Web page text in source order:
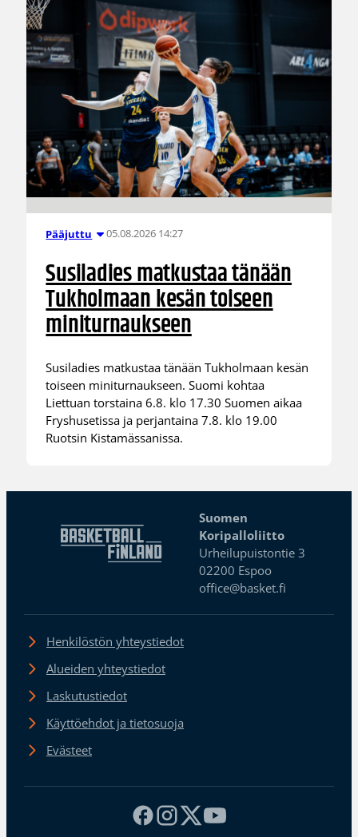
Pääjuttu 05.08.2026 14:27
Susiladies matkustaa tänään
Tukholmaan kesän toiseen
miniturnaukseen
Susiladies matkustaa tänään Tukholmaan kesän
toiseen miniturnaukseen. Suomi kohtaa
Liettuan torstaina 6.8. klo 17.30 Suomen aikaa
Fryshusetissa ja perjantaina 7.8. klo 19.00
Ruotsin Kistamässanissa.
Suomen
Koripalloliitto
Urheilupuistontie 3
02200 Espoo
office@basket.fi
Henkilöstön yhteystiedot
Alueiden yhteystiedot
Laskutustiedot
Käyttöehdot ja tietosuoja
Evästeet